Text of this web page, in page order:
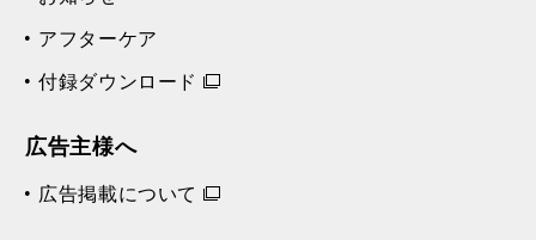
アフターケア
付録ダウンロード
広告主様へ
広告掲載について